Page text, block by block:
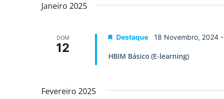
Eventos
Janeiro 2025
DOM
12
HBIM Básico (E-learning)
Destaque 18 Novembro, 2024-
Fevereiro 2025